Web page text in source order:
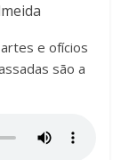
e ofícios
são a